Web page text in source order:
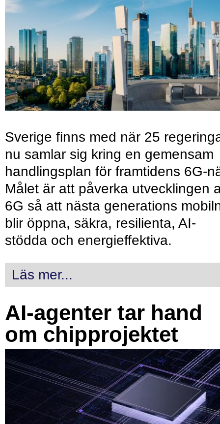
Sverige finns med när 25
nu samlar sig kring en gemensam
handlingsplan för framtidens 6G-
Målet är att påverka utvecklingen
6G så att nästa generations
blir öppna, säkra, resilienta, AI-
stödda och energieffektiva.
Läs mer...
AI-agenter tar hand
om chipprojektet